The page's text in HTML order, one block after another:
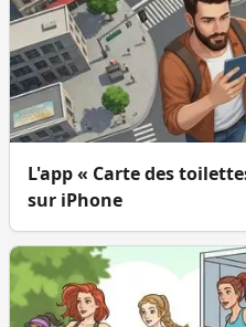
L'app « Carte des
sur iPhone